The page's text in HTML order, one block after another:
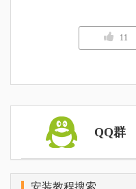
11
QQ群
安装教程搜索